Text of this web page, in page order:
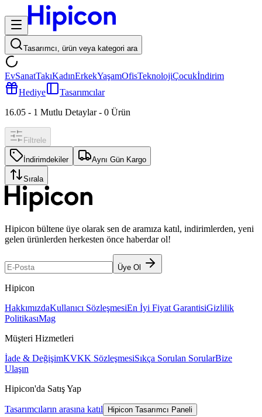
Tasarımcı, ürün veya kategori ara
EvSanatTakıKadınErkekYaşamOfisTeknolojiÇocukİndirim
Hediye
Tasarımcılar
16.05 - 1 Mutlu Detaylar- 0 Ürün
Filtrele
İndirimdekiler Aynı Gün Kargo
Sırala
Hipicon bültene üye olarak sen de aramıza katıl, indirimlerden, yeni
gelen ürünlerden herkesten önce haberdar ol!
Üye Ol
Hipicon
HakkımızdaKullanıcı SözleşmesiEn İyi Fiyat GarantisiGizlilik
PolitikasıMag
Müşteri Hizmetleri
İade & DeğişimKVKK SözleşmesiSıkça Sorulan SorularBize
Ulaşın
Hipicon'da Satış Yap
Tasarımcıların arasına katıl Hipicon Tasarımcı Paneli